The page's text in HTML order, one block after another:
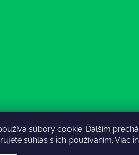
súbory cookie. Ďalším
súhlas s ich používaním. Viac